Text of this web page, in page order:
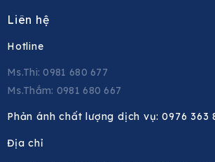
Liên hệ
Hotline
Ms.Thi: 0981 680 677
Ms.Thắm: 0981 680 667
Phản ánh chất lượng dịch vụ:0976 363
Địa chỉ